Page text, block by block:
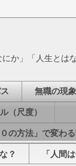
か」「人生とは
無職の現
（尺度）
の方法」で変わ
？ 「人間